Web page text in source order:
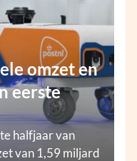
omzet en
eerste
halfjaar van
van 1,59 miljard